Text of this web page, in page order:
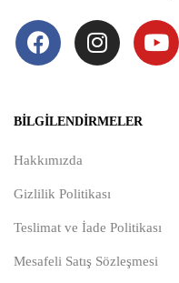
BILGILENDIRMELER
Hakkımızda
Gizlilik Politikası
Teslimat ve İade Politikası
Mesafeli Satış Sözleşmesi